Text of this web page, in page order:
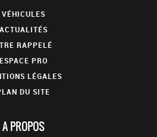
VÉHICULES
ACTUALITÉS
RAPPELÉ
ESPACE PRO
LÉGALES
DU SITE
A PROPOS